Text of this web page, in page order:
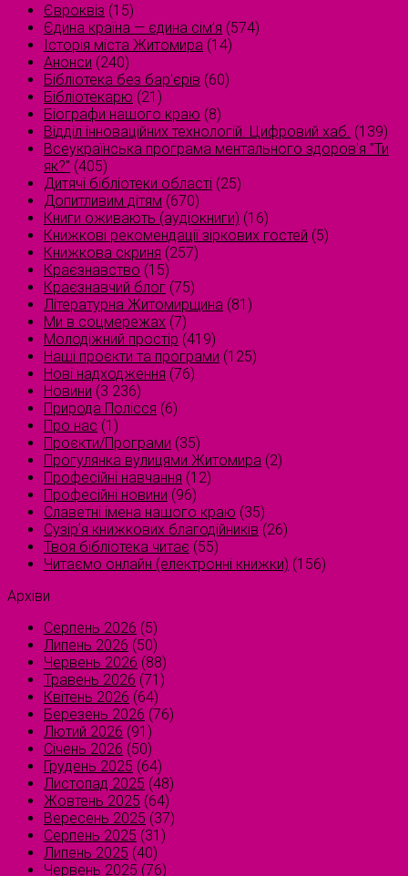
Євроквіз (15)
Єдина країна — єдина сім’я (574)
Історія міста Житомира (14)
Анонси (240)
Бібліотека без бар'єрів (60)
Бібліотекарю (21)
Біографи нашого краю (8)
Відділ інноваційних технологій. Цифровий хаб. (139)
Всеукраїнська програма ментального здоров'я "Ти
як?" (405)
Дитячі бібліотеки області (25)
Допитливим дітям (670)
Книги оживають (аудіокниги) (16)
Книжкові рекомендації зіркових гостей (5)
Книжкова скриня (257)
Краєзнавство (15)
Краєзнавчий блог (75)
Літературна Житомирщина (81)
Ми в соцмережах (7)
Молодіжний простір (419)
Наші проєкти та програми (125)
Нові надходження (76)
Новини (3 236)
Природа Полісся (6)
Про нас (1)
Проєкти/Програми (35)
Прогулянка вулицями Житомира (2)
Професійні навчання (12)
Професійні новини (96)
Славетні імена нашого краю (35)
Сузірʼя книжкових благодійників (26)
Твоя бібліотека читає (55)
Читаємо онлайн (електронні книжки) (156)
Архіви
Серпень 2026 (5)
Липень 2026 (50)
Червень 2026 (88)
Травень 2026 (71)
Квітень 2026 (64)
Березень 2026 (76)
Лютий 2026 (91)
Січень 2026 (50)
Грудень 2025 (64)
Листопад 2025 (48)
Жовтень 2025 (64)
Вересень 2025 (37)
Серпень 2025 (31)
Липень 2025 (40)
Червень 2025 (76)